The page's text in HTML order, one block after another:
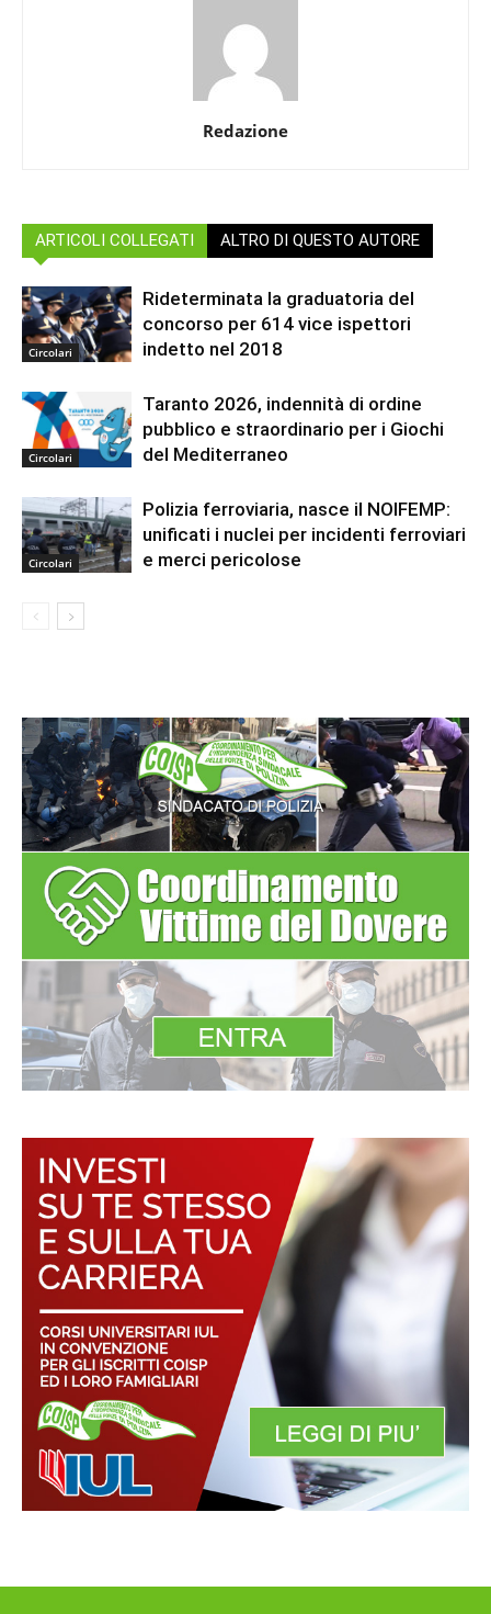
Redazione
ARTICOLI COLLEGATI ALTRO DI QUESTO AUTORE
Circolari
Rideterminata la graduatoria del
concorso per 614 vice ispettori
indetto nel 2018
Circolari
Taranto 2026, indennità di ordine
pubblico e straordinario per i Giochi
del Mediterraneo
Circolari
Polizia ferroviaria, nasce il NOIFEMP:
unificati i nuclei per incidenti ferroviari
e merci pericolose